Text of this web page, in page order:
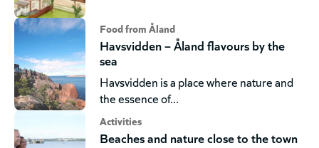
Food from Åland
Havsvidden – Åland flavours by the
sea
Havsvidden is a place where nature and
the essence of...
Activities
Beaches and nature close to the town